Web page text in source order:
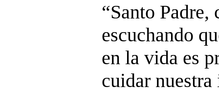
“Santo Padre,
escuchando
en la vida es
cuidar